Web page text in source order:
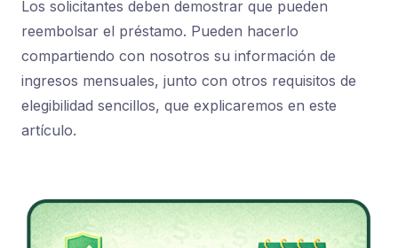
Los solicitantes deben demostrar que pueden
reembolsar el préstamo. Pueden hacerlo
compartiendo con nosotros su información de
ingresos mensuales, junto con otros requisitos de
elegibilidad sencillos, que explicaremos en este
artículo.